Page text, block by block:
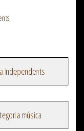
Independents
música